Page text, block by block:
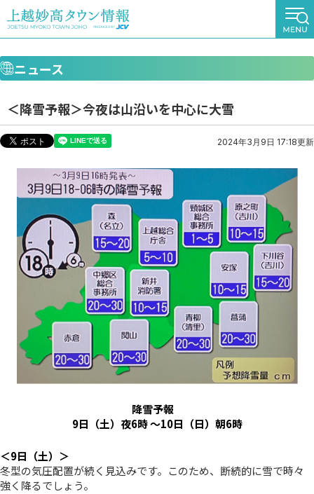
ニュース
＜降雪予報＞今夜は山沿いを中心に大雪
2024年3月9日 17:18更新
降雪予報
9日（土） 夜6時 ～10日（日） 朝6時
＜9日（土）＞
冬型の気圧配置が続く見込みです。このため、断続的に雪で時々
強く降るでしょう。